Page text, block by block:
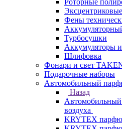
Роторные
Фены
Турбосушки
Аккумуляторы и
Шлифовка
Фонари и свет
Подарочные наборы
Автомобильный
Назад
воздуха
KRYTEX